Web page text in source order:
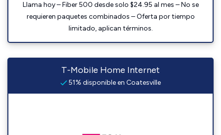
Llama hoy – Fiber 500 desde solo $24.95 al mes – No se
requieren paquetes combinados – Oferta por tiempo
limitado, aplican términos.
T-Mobile Home Internet
51% disponible en Coatesville